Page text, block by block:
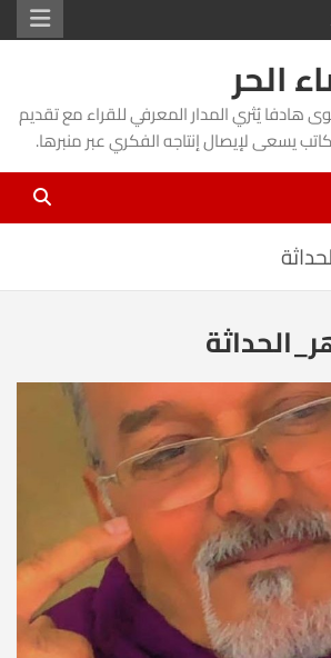
الحر
هادفا يُثري المدار المعرفي للقراء مع تقديم
يسعى لإيصال إنتاجه الفكري عبر منبرها.